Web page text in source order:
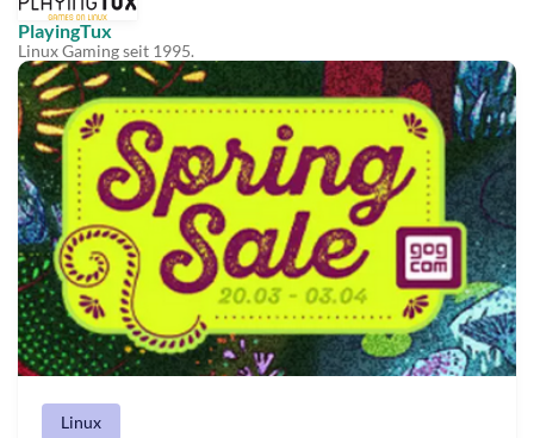
PlayingTux
Linux Gaming seit 1995.
Linux